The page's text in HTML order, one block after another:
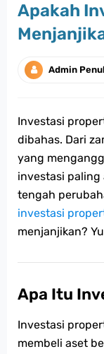
Apakah
Admin
Investasi
dibahas. Dari
yang
investasi paling
tengah
investasi
menjanjikan?
Apa Itu
Investasi
membeli aset